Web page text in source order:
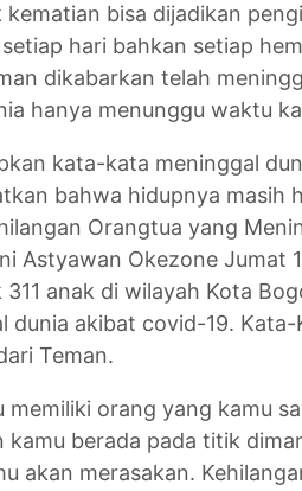
kematian bisa dijadikan
hari bahkan setiap
dikabarkan telah
hanya menunggu waktu
kata-kata meninggal
bahwa hidupnya masih
Orangtua yang
Astyawan Okezone Jumat
311 anak di wilayah Kota
dunia akibat covid-19.
Teman.
memiliki orang yang kamu
kamu berada pada titik
akan merasakan.